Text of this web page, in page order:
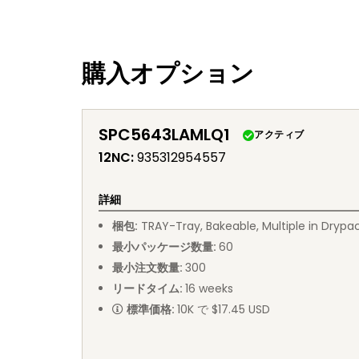
購入オプション
SPC5643LAMLQ1 アクティブ
12NC:935312954557
詳細
梱包: TRAY-Tray, Bakeable, Multiple in
最小パッケージ数量: 60
最小注文数量: 300
リードタイム: 16 weeks
標準価格: 10K で $17.45 USD